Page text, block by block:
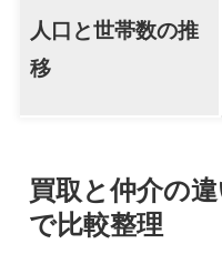
人口と世帯数の推
移
買取と仲介の
で比較整理